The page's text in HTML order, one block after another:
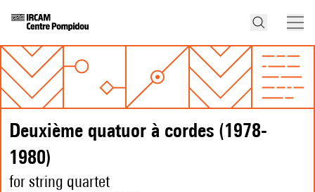
Deuxième quatuor à cordes (1978-
1980)
for string quartet